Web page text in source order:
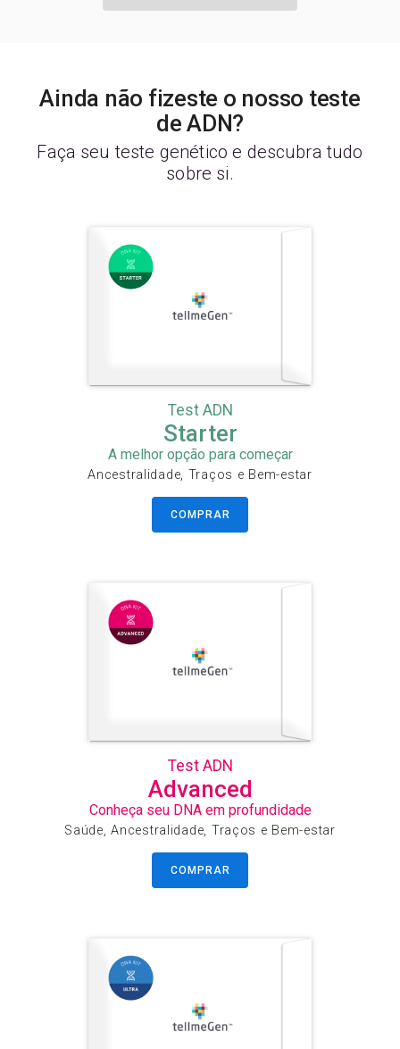
Ainda não fizeste o nosso teste
de ADN?
Faça seu teste genético e descubra tudo
sobre si.
Test ADN
Starter
A melhor opção para começar
Ancestralidade, Traços e Bem-estar
COMPRAR
Test ADN
Advanced
Conheça seu DNA em profundidade
Saúde, Ancestralidade, Traços e Bem-estar
COMPRAR